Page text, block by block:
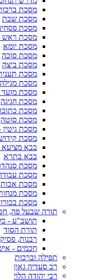
מסכת
מסכת שבת
מסכת
מסכת ראש
מסכת יומא
מסכת סוכה
מסכת ביצה
מסכת
מסכת מגילה
מסכת מועד
מסכת חגיגה
מסכת
מסכת סוטה
מסכת גיטין
מסכת
בבא מציעא
בבא בתרא
מסכת
מסכת
מסכת אבות
מסכת
מסכת
תורה שבעל פה,
תושב"ע -
תורת הסוד
רבנות,
חכמים -
תפילה וברכות
רב סעדיה גאון
רבי יהודה הלוי